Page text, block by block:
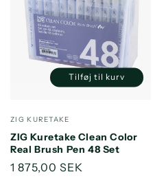
Forhandler:
ZIG KURETAKE
ZIG Kuretake Clean Color
Real Brush Pen 48 Set
Normalpris
1 875,00 SEK
Reducer
Title
Øg
Title
Tilføj til kurv